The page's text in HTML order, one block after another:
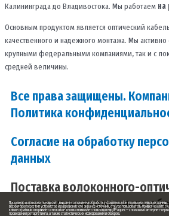
Калининграда до Владивостока. Мы работаем на
Основным продуктом является оптический
качественного и надежного монтажа. Мы активно
крупными федеральными компаниями, так и с
средней величины.
Все права защищены.
Политика
Согласие на обработку
данных
Поставка волоконного-
телекоммуникационного
Продолжая использовать наш сайт, вы даете согласие на обработку файлов cookie и пользовательских
версия браузера; тип устройства и разрешение его экрана; источник, откуда пользователь пришел на сайт; с
какие страницы открывает и на какие кнопки нажимает пользователь; IP-адрес — с помощью интернет-
проведения ретаргетинга, а также статистических исследований и обзоров.